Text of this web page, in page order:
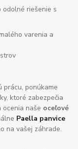
odolné riešenie s
varenia a
prácu, ponúkame
ktoré zabezpečia
ocenia naše oceľové
Paella panvice
na vašej záhrade.